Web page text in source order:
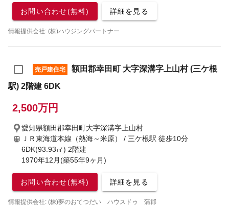
お問い合わせ(無料) 詳細を見る
情報提供会社: (株)ハウジングパートナー
売戸建住宅
額田郡幸田町 大字深溝字上山村 (三ケ根
駅) 2階建 6DK
2,500万円
愛知県額田郡幸田町大字深溝字上山村
ＪＲ東海道本線（熱海～米原） / 三ケ根駅 徒歩10分
6DK(93.93㎡) 2階建
1970年12月(築55年9ヶ月)
お問い合わせ(無料) 詳細を見る
情報提供会社: (株)夢のおてつだい ハウスドゥ 蒲郡